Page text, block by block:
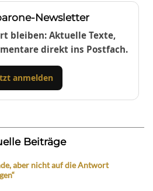
Newsletter
bleiben: Aktuelle Texte,
direkt ins Postfach.
anmelden
Beiträge
aber nicht auf die Antwort